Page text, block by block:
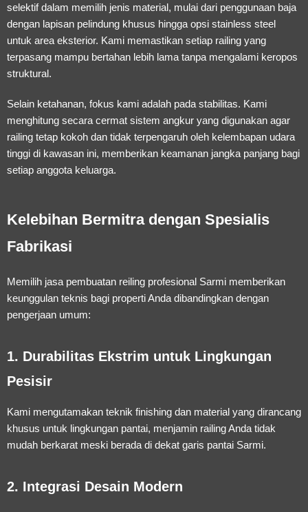
selektif dalam memilih jenis material, mulai dari penggunaan baja
dengan lapisan pelindung khusus hingga opsi stainless steel
untuk area eksterior. Kami memastikan setiap railing yang
terpasang mampu bertahan lebih lama tanpa mengalami keropos
struktural.
Selain ketahanan, fokus kami adalah pada stabilitas. Kami
menghitung secara cermat sistem angkur yang digunakan agar
railing tetap kokoh dan tidak terpengaruh oleh kelembapan udara
tinggi di kawasan ini, memberikan keamanan jangka panjang bagi
setiap anggota keluarga.
Kelebihan Bermitra dengan Spesialis
Fabrikasi
Memilih jasa pembuatan reiling profesional Sarmi memberikan
keunggulan teknis bagi properti Anda dibandingkan dengan
pengerjaan umum:
1. Durabilitas Ekstrim untuk Lingkungan
Pesisir
Kami mengutamakan teknik finishing dan material yang dirancang
khusus untuk lingkungan pantai, menjamin railing Anda tidak
mudah berkarat meski berada di dekat garis pantai Sarmi.
2. Integrasi Desain Modern